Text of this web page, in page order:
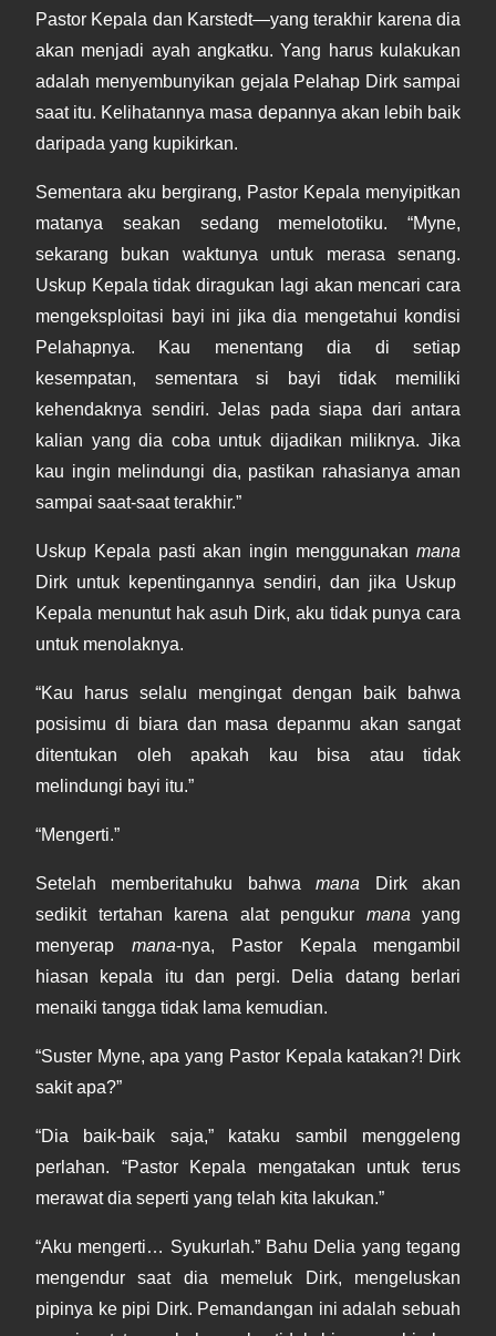
Pastor Kepala dan Karstedt—yang terakhir karena dia
akan menjadi ayah angkatku. Yang harus kulakukan
adalah menyembunyikan gejala Pelahap Dirk sampai
saat itu. Kelihatannya masa depannya akan lebih baik
daripada yang kupikirkan.
Sementara aku bergirang, Pastor Kepala menyipitkan
matanya seakan sedang memelototiku. “Myne,
sekarang bukan waktunya untuk merasa senang.
Uskup Kepala tidak diragukan lagi akan mencari cara
mengeksploitasi bayi ini jika dia mengetahui kondisi
Pelahapnya. Kau menentang dia di setiap
kesempatan, sementara si bayi tidak memiliki
kehendaknya sendiri. Jelas pada siapa dari antara
kalian yang dia coba untuk dijadikan miliknya. Jika
kau ingin melindungi dia, pastikan rahasianya aman
sampai saat-saat terakhir.”
Uskup Kepala pasti akan ingin menggunakan mana
Dirk untuk kepentingannya sendiri, dan jika Uskup
Kepala menuntut hak asuh Dirk, aku tidak punya cara
untuk menolaknya.
“Kau harus selalu mengingat dengan baik bahwa
posisimu di biara dan masa depanmu akan sangat
ditentukan oleh apakah kau bisa atau tidak
melindungi bayi itu.”
“Mengerti.”
Setelah memberitahuku bahwamana Dirk akan
sedikit tertahan karena alat pengukur mana yang
menyerap mana-nya, Pastor Kepala mengambil
hiasan kepala itu dan pergi. Delia datang berlari
menaiki tangga tidak lama kemudian.
“Suster Myne, apa yang Pastor Kepala katakan?! Dirk
sakit apa?”
“Dia baik-baik saja,” kataku sambil menggeleng
perlahan. “Pastor Kepala mengatakan untuk terus
merawat dia seperti yang telah kita lakukan.”
“Aku mengerti… Syukurlah.” Bahu Delia yang tegang
mengendur saat dia memeluk Dirk, mengeluskan
pipinya ke pipi Dirk. Pemandangan ini adalah sebuah